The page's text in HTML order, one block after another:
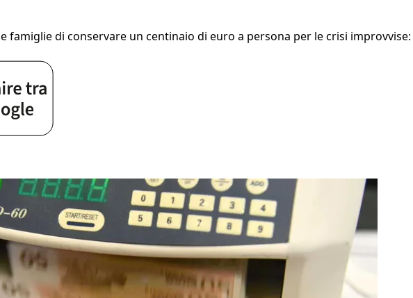
famiglie di conservare un centinaio di euro a persona per le crisi